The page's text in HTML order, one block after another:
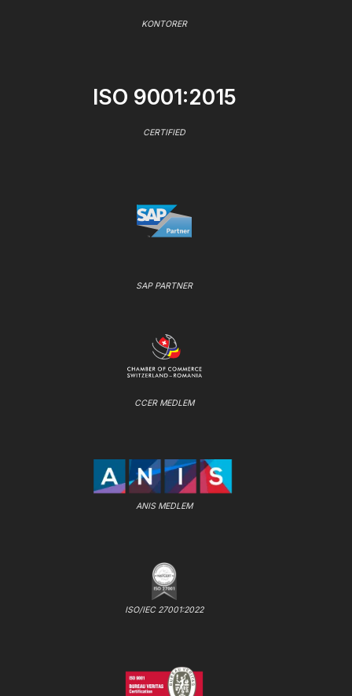
KONTORER
ISO 9001:2015
CERTIFIED
SAP PARTNER
CCER MEDLEM
ANIS MEDLEM
ISO/IEC 27001:2022